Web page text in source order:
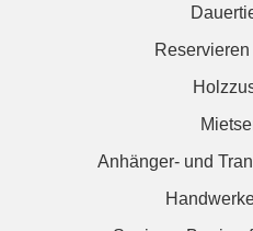
Anhänger- und